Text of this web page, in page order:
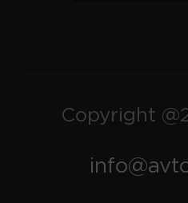
Copyright